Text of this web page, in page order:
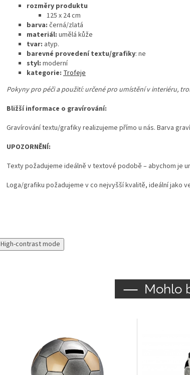
rozměry produktu
125 x 24 cm
barva: černá/zlatá
materiál: umělá kůže
tvar: atyp.
barevné provedení textu/grafiky: ne
styl: moderní
kategorie: Trofeje
Pokyny pro péči a použití: určené pro umístění v interiéru,
Bližší informace o gravírování:
Gravírování textu/grafiky realizujeme přímo u nás. Barva
UPOZORNĚNÍ:
Texty požadujeme ideálně v textové podobě – abychom je
Loga/grafiku požadujeme v co nejvyšší kvalitě, ideální jako
High-contrast mode
Mohlo